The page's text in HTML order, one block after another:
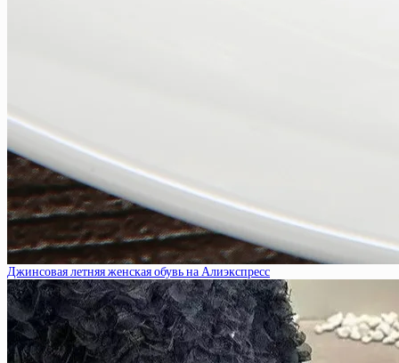
Джинсовая летняя женская обувь на Алиэкспресс